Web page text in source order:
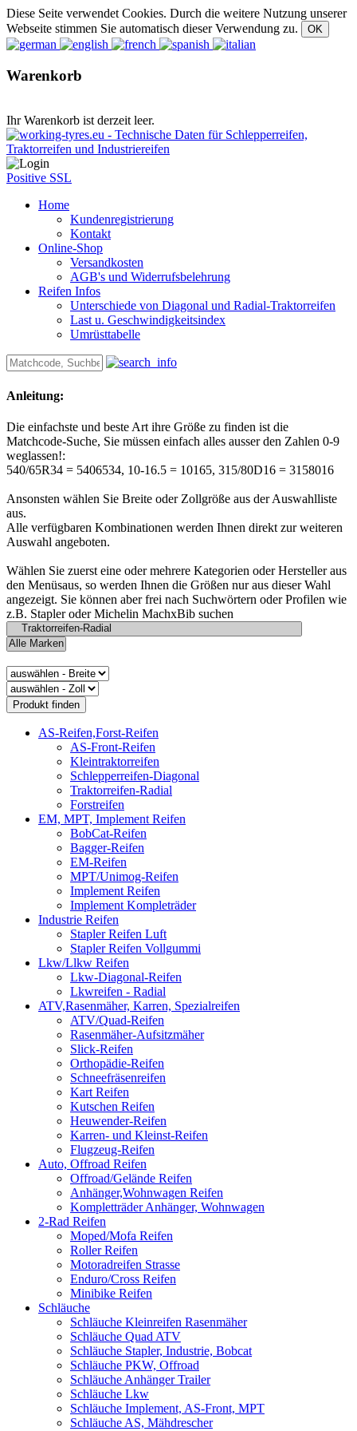
Diese Seite verwendet Cookies. Durch die weitere Nutzung unserer
Webseite stimmen Sie automatisch dieser Verwendung zu.
Warenkorb
Ihr Warenkorb ist derzeit leer.
Positive SSL
Home
Kundenregistrierung
Kontakt
Online-Shop
Versandkosten
AGB's und Widerrufsbelehrung
Reifen Infos
Unterschiede von Diagonal und Radial-Traktorreifen
Last u. Geschwindigkeitsindex
Umrüsttabelle
Anleitung:
Die einfachste und beste Art ihre Größe zu finden ist die
Matchcode-Suche, Sie müssen einfach alles ausser den Zahlen 0-9
weglassen!:
540/65R34 = 5406534, 10-16.5 = 10165, 315/80D16 = 3158016
Ansonsten wählen Sie Breite oder Zollgröße aus der Auswahlliste
aus.
Alle verfügbaren Kombinationen werden Ihnen direkt zur weiteren
Auswahl angeboten.
Wählen Sie zuerst eine oder mehrere Kategorien oder Hersteller aus
den Menüsaus, so werden Ihnen die Größen nur aus dieser Wahl
angezeigt. Sie können aber frei nach Suchwörtern oder Profilen wie
z.B. Stapler oder Michelin MachxBib suchen
AS-Reifen,Forst-Reifen
AS-Front-Reifen
Kleintraktorreifen
Schlepperreifen-Diagonal
Traktorreifen-Radial
Forstreifen
EM, MPT, Implement Reifen
BobCat-Reifen
Bagger-Reifen
EM-Reifen
MPT/Unimog-Reifen
Implement Reifen
Implement Kompleträder
Industrie Reifen
Stapler Reifen Luft
Stapler Reifen Vollgummi
Lkw/Llkw Reifen
Lkw-Diagonal-Reifen
Lkwreifen - Radial
ATV,Rasenmäher, Karren, Spezialreifen
ATV/Quad-Reifen
Rasenmäher-Aufsitzmäher
Slick-Reifen
Orthopädie-Reifen
Schneefräsenreifen
Kart Reifen
Kutschen Reifen
Heuwender-Reifen
Karren- und Kleinst-Reifen
Flugzeug-Reifen
Auto, Offroad Reifen
Offroad/Gelände Reifen
Anhänger,Wohnwagen Reifen
Kompletträder Anhänger, Wohnwagen
2-Rad Reifen
Moped/Mofa Reifen
Roller Reifen
Motoradreifen Strasse
Enduro/Cross Reifen
Minibike Reifen
Schläuche
Schläuche Kleinreifen Rasenmäher
Schläuche Quad ATV
Schläuche Stapler, Industrie, Bobcat
Schläuche PKW, Offroad
Schläuche Anhänger Trailer
Schläuche Lkw
Schläuche Implement, AS-Front, MPT
Schläuche AS, Mähdrescher